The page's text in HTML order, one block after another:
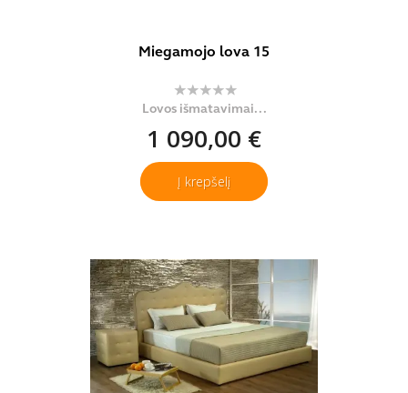
Miegamojo lova 15
Lovos išmatavimai...
1 090,00 €
Į krepšelį